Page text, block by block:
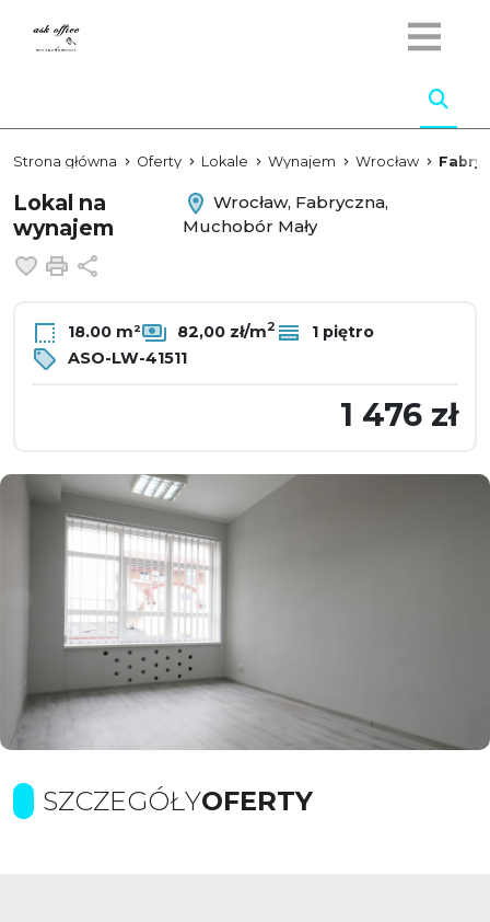
Strona główna Oferty Lokale Wynajem Wrocław
Lokal na
wynajem
Wrocław, Fabryczna,
Muchobór Mały
Dodaj do ulubionych
Drukuj
18.00 m² 82,00 zł/m2
1 piętro
ASO-LW-41511
1 476 zł
SZCZEGÓŁYOFERTY